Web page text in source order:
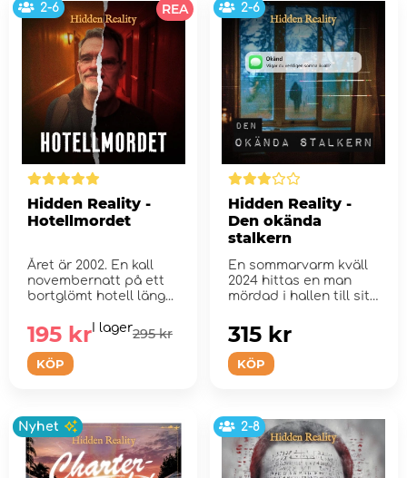
2-6 REA
Hidden Reality -
Hotellmordet
Året är 2002. En kall
novembernatt på ett
bortglömt hotell läng...
KÖP
295 kr
195 kr I lager
2-6
Hidden Reality -
Den okända
stalkern
En sommarvarm kväll
2024 hittas en man
mördad i hallen till sitt
KÖP
315 kr
Nyhet 2-8